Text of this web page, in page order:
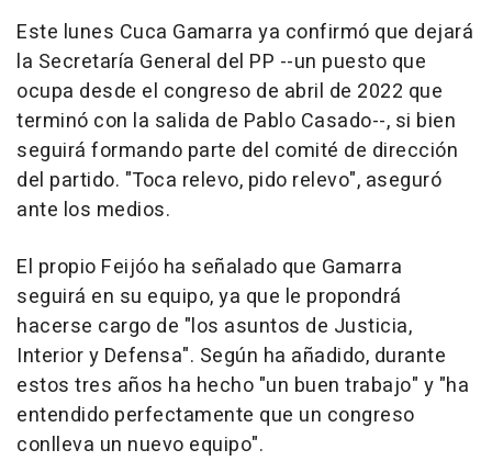
Este lunes Cuca Gamarra ya confirmó que dejará
la Secretaría General del PP --un puesto que
ocupa desde el congreso de abril de 2022 que
terminó con la salida de Pablo Casado--, si bien
seguirá formando parte del comité de dirección
del partido. "Toca relevo, pido relevo", aseguró
ante los medios.
El propio Feijóo ha señalado que Gamarra
seguirá en su equipo, ya que le propondrá
hacerse cargo de "los asuntos de Justicia,
Interior y Defensa". Según ha añadido, durante
estos tres años ha hecho "un buen trabajo" y "ha
entendido perfectamente que un congreso
conlleva un nuevo equipo".